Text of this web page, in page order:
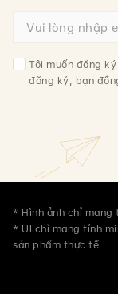
Tôi muốn đăng
đăng ký, bạn
* Hình ảnh chỉ mang
* UI chỉ mang tính
sản phẩm thực tế.